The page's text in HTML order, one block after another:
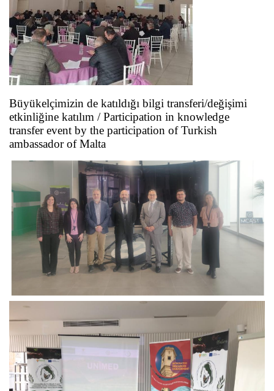
Büyükelçimizin de katıldığı bilgi transferi/değişimi
etkinliğine katılım / Participation in knowledge
transfer event by the participation of Turkish
ambassador of Malta